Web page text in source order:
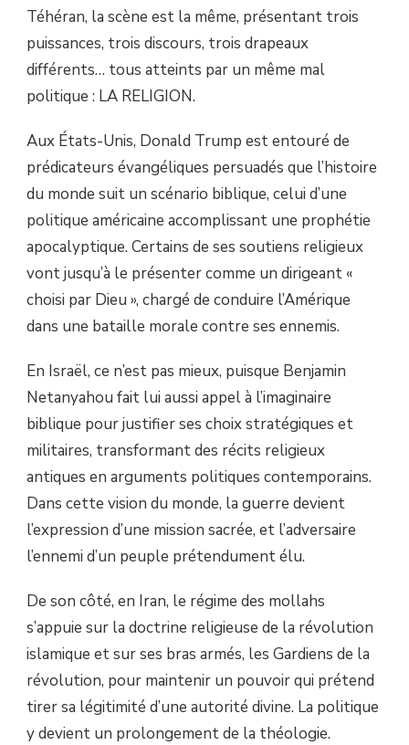
POUVOIR
AUX
MAINS
Téhéran, la scène est la même, présentant trois
puissances, trois discours, trois drapeaux
différents… tous atteints par un même mal
politique : LA RELIGION.
Aux États-Unis, Donald Trump est entouré de
prédicateurs évangéliques persuadés que l’histoire
du monde suit un scénario biblique, celui d’une
politique américaine accomplissant une prophétie
apocalyptique. Certains de ses soutiens religieux
vont jusqu’à le présenter comme un dirigeant «
choisi par Dieu », chargé de conduire l’Amérique
dans une bataille morale contre ses ennemis.
En Israël, ce n’est pas mieux, puisque Benjamin
Netanyahou fait lui aussi appel à l’imaginaire
biblique pour justifier ses choix stratégiques et
militaires, transformant des récits religieux
antiques en arguments politiques contemporains.
Dans cette vision du monde, la guerre devient
l’expression d’une mission sacrée, et l’adversaire
l’ennemi d’un peuple prétendument élu.
De son côté, en Iran, le régime des mollahs
s’appuie sur la doctrine religieuse de la révolution
islamique et sur ses bras armés, les Gardiens de la
révolution, pour maintenir un pouvoir qui prétend
tirer sa légitimité d’une autorité divine. La politique
y devient un prolongement de la théologie.